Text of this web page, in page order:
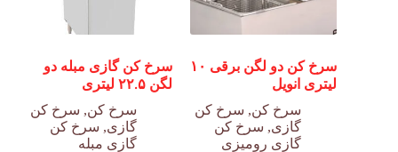
سرخ کن دو لگن برقی ۱۰
لیتری انویل
سرخ کن, سرخ کن
گازی, سرخ کن
گازی رومیزی
سرخ کن گازی مبله دو
لگن ۲۲.۵ لیتری
سرخ کن, سرخ کن
گازی, سرخ کن
گازی مبله